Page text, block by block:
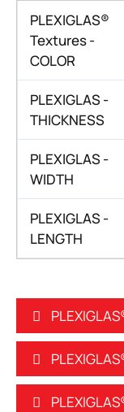
PLEXIGLAS®
Textures -
COLOR
PLEXIGLAS -
THICKNESS
PLEXIGLAS -
WIDTH
PLEXIGLAS -
LENGTH